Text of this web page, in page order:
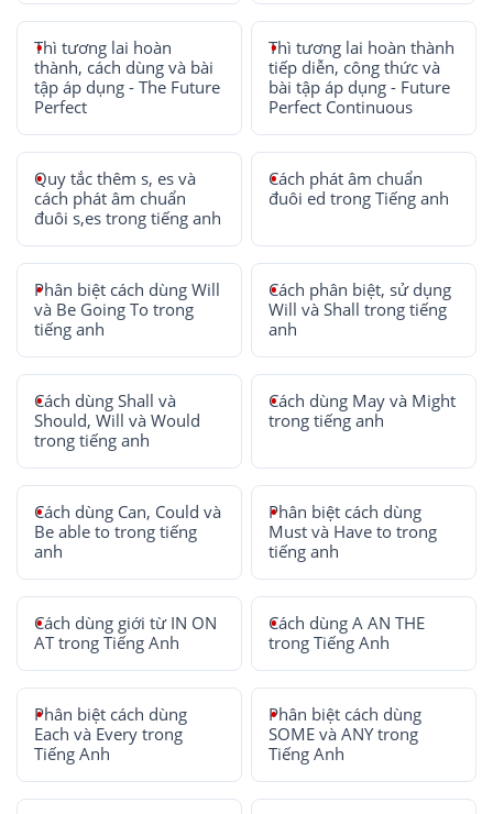
Thì tương lai hoàn
thành, cách dùng và bài
tập áp dụng - The Future
Perfect
Thì tương lai hoàn thành
tiếp diễn, công thức và
bài tập áp dụng - Future
Perfect Continuous
Quy tắc thêm s, es và
cách phát âm chuẩn
đuôi s,es trong tiếng anh
Cách phát âm chuẩn
đuôi ed trong Tiếng anh
Phân biệt cách dùng Will
và Be Going To trong
tiếng anh
Cách phân biệt, sử dụng
Will và Shall trong tiếng
anh
Cách dùng Shall và
Should, Will và Would
trong tiếng anh
Cách dùng May và Might
trong tiếng anh
Cách dùng Can, Could và
Be able to trong tiếng
anh
Phân biệt cách dùng
Must và Have to trong
tiếng anh
Cách dùng giới từ IN ON
AT trong Tiếng Anh
Cách dùng A AN THE
trong Tiếng Anh
Phân biệt cách dùng
Each và Every trong
Tiếng Anh
Phân biệt cách dùng
SOME và ANY trong
Tiếng Anh